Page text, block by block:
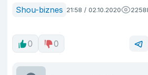
Shou-biznes 21:58 / 02.10.2020
0 0